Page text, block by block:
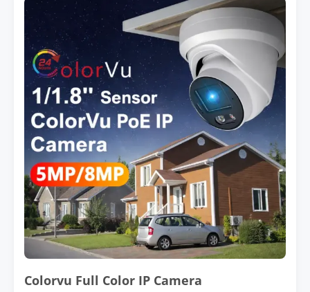
Colorvu Full Color IP Camera